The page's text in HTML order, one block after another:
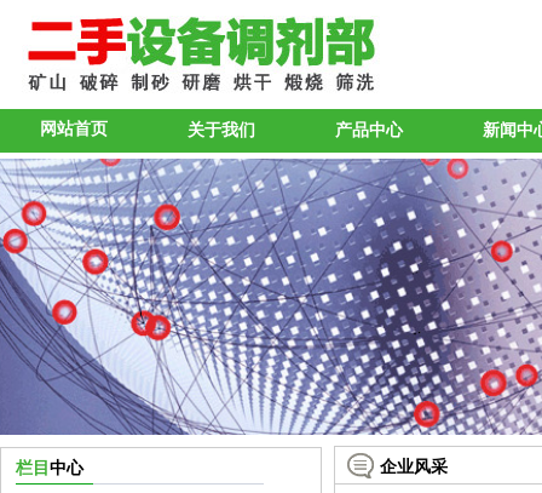
网站首页 关于我们 产品中心 新闻中
栏目 中心
企业风采